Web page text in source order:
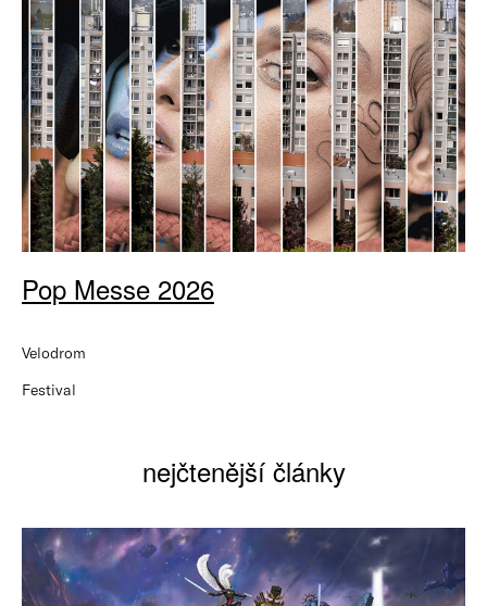
Pop Messe 2026
Velodrom
Festival
nejčtenější články